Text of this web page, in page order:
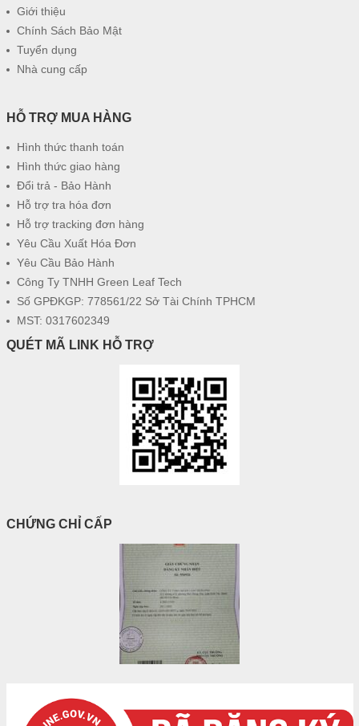
Giới thiệu
Chính Sách Bảo Mật
Tuyển dụng
Nhà cung cấp
HỖ TRỢ MUA HÀNG
Hình thức thanh toán
Hình thức giao hàng
Đổi trả - Bảo Hành
Hỗ trợ tra hóa đơn
Hỗ trợ tracking đơn hàng
Yêu Cầu Xuất Hóa Đơn
Yêu Cầu Bảo Hành
Công Ty TNHH Green Leaf Tech
Số GPĐKGP: 778561/22 Sở Tài Chính TPHCM
MST: 0317602349
QUÉT MÃ LINK HỖ TRỢ
CHỨNG CHỈ CẤP